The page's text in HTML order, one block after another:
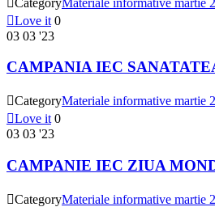
Love it 0
03 03 '23
CAMPANIA IEC
CategoryMateriale informative martie
Love it 0
03 03 '23
CAMPANIE IEC ZIUA
CategoryMateriale informative martie